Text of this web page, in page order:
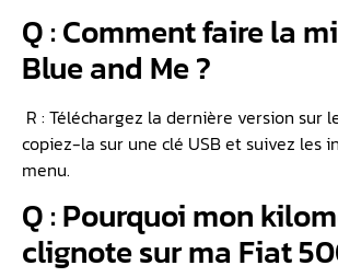
Q : Comment faire la
Blue and Me ?
R : Téléchargez la dernière version sur
copiez-la sur une clé USB et suivez les
menu.
Q : Pourquoi mon
clignote sur ma Fiat